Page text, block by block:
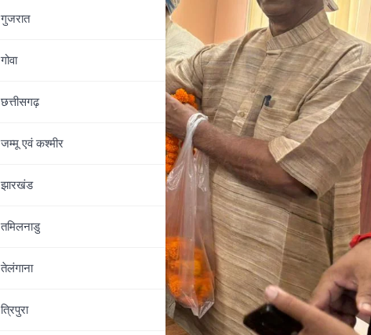
गुजरात
गोवा
छत्तीसगढ़
जम्‍मू एवं कश्‍मीर
झारखंड
तमिलनाडु
तेलंगाना
त्रिपुरा